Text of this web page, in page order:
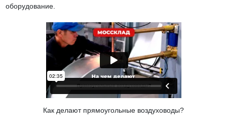
оборудование.
Как делают прямоугольные воздуховоды?